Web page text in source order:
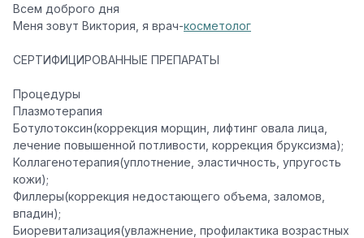
Всем доброго дня
Меня зовут Виктория, я врач-косметолог
СЕРТИФИЦИРОВАННЫЕ ПРЕПАРАТЫ
Процедуры
Плазмотерапия
Ботулотоксин(коррекция морщин, лифтинг овала лица,
лечение повышенной потливости, коррекция бруксизма);
Коллагенотерапия(уплотнение, эластичность, упругость
кожи);
Филлеры(коррекция недостающего объема, заломов,
впадин);
Биоревитализация(увлажнение, профилактика возрастных